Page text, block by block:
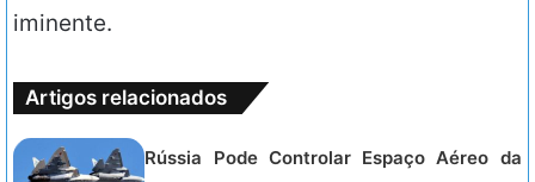
iminente.
Artigos relacionados
Rússia Pode Controlar Espaço Aéreo da